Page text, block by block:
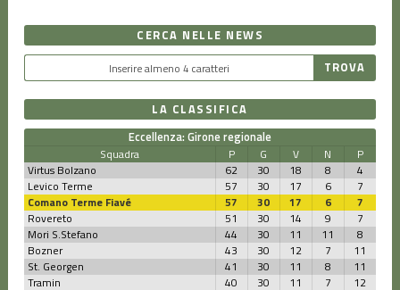
CERCA NELLE NEWS
LA CLASSIFICA
Eccellenza: Girone regionale
Squadra P G V N
P
Virtus Bolzano
62 30 18 8
4
Levico Terme
57 30 17 6
7
Comano Terme Fiavé
57 30 17 6
7
Rovereto
51 30 14 9
7
Mori S.Stefano
44 30 11 11
8
Bozner
43 30 12 7
11
St. Georgen
41 30 11 8
11
Tramin
40 30 11 7
12